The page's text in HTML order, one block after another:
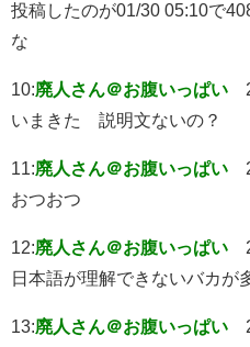
投稿したのが01/30 05:10で
な
10:廃人さん＠お腹いっぱい
いまきた 説明文ないの？
11:廃人さん＠お腹いっぱい
おつおつ
12:廃人さん＠お腹いっぱい
日本語が理解できないバカが
13:廃人さん＠お腹いっぱい